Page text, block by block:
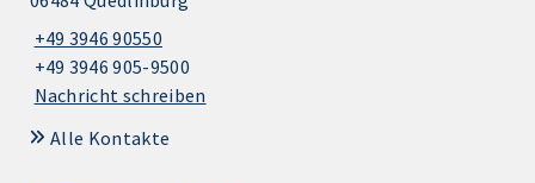
+49 3946 90550
+49 3946 905-9500
Nachricht schreiben
Alle Kontakte